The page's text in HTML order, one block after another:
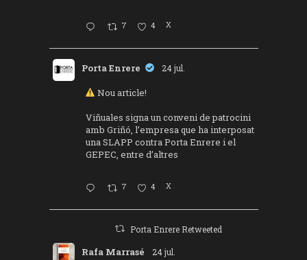
7 4 X
Porta Enrere 24 jul.
Nou article!
Viñuales signa un conveni de patrocini
amb Griñó, l’empresa que ha interposat
una SLAPP contra Porta Enrere i el
GEPEC, entre d’altres
7 4 X
Porta Enrere Retweeted
Rafa Marrasé 24 jul.